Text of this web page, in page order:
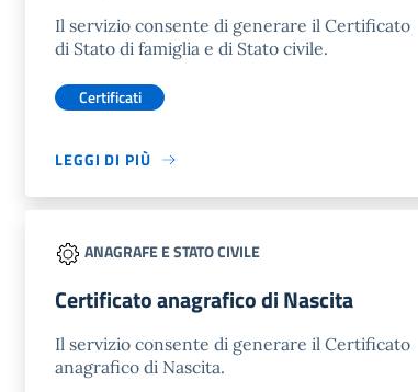
Il servizio consente di generare il Certificato
di Stato di famiglia e di Stato civile.
Certificati
LEGGI DI PIÙ
ANAGRAFE E STATO CIVILE
Certificato anagrafico di Nascita
Il servizio consente di generare il Certificato
anagrafico di Nascita.